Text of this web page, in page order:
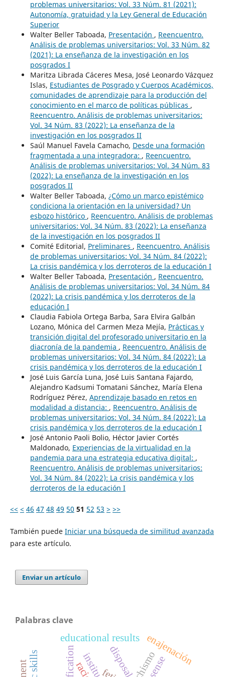
problemas universitarios: Vol. 33 Núm. 81 (2021):
Autonomía, gratuidad y la Ley General de Educación
Superior
Walter Beller Taboada, Presentación , Reencuentro.
Análisis de problemas universitarios: Vol. 33 Núm. 82
(2021): La enseñanza de la investigación en los
posgrados I
Maritza Librada Cáceres Mesa, José Leonardo Vázquez
Islas, Estudiantes de Posgrado y Cuerpos Académicos,
comunidades de aprendizaje para la producción del
conocimiento en el marco de políticas públicas ,
Reencuentro. Análisis de problemas universitarios:
Vol. 34 Núm. 83 (2022): La enseñanza de la
investigación en los posgrados II
Saúl Manuel Favela Camacho, Desde una formación
fragmentada a una integradora: , Reencuentro.
Análisis de problemas universitarios: Vol. 34 Núm. 83
(2022): La enseñanza de la investigación en los
posgrados II
Walter Beller Taboada, ¿Cómo un marco epistémico
condiciona la orientación en la universidad? Un
esbozo histórico , Reencuentro. Análisis de problemas
universitarios: Vol. 34 Núm. 83 (2022): La enseñanza
de la investigación en los posgrados II
Comité Editorial, Preliminares , Reencuentro. Análisis
de problemas universitarios: Vol. 34 Núm. 84 (2022):
La crisis pandémica y los derroteros de la educación I
Walter Beller Taboada, Presentación , Reencuentro.
Análisis de problemas universitarios: Vol. 34 Núm. 84
(2022): La crisis pandémica y los derroteros de la
educación I
Claudia Fabiola Ortega Barba, Sara Elvira Galbán
Lozano, Mónica del Carmen Meza Mejía, Prácticas y
transición digital del profesorado universitario en la
diacronía de la pandemia , Reencuentro. Análisis de
problemas universitarios: Vol. 34 Núm. 84 (2022): La
crisis pandémica y los derroteros de la educación I
José Luis García Luna, José Luis Santana Fajardo,
Alejandro Kadsumi Tomatani Sánchez, María Elena
Rodríguez Pérez, Aprendizaje basado en retos en
modalidad a distancia: , Reencuentro. Análisis de
problemas universitarios: Vol. 34 Núm. 84 (2022): La
crisis pandémica y los derroteros de la educación I
José Antonio Paoli Bolio, Héctor Javier Cortés
Maldonado, Experiencias de la virtualidad en la
pandemia para una estrategia educativa digital: ,
Reencuentro. Análisis de problemas universitarios:
Vol. 34 Núm. 84 (2022): La crisis pandémica y los
derroteros de la educación I
<< < 46 47 48 49 50 51 52 53 > >>
También puede Iniciar una búsqueda de similitud avanzada
para este artículo.
Enviar un artículo
Palabras clave
disposal
reification enajenación
educational results
sense